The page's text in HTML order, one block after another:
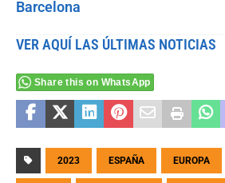
VER AQUÍ LAS ÚLTIMAS NOTICIAS
Share this on WhatsApp
2023 ESPAÑA EUROPA